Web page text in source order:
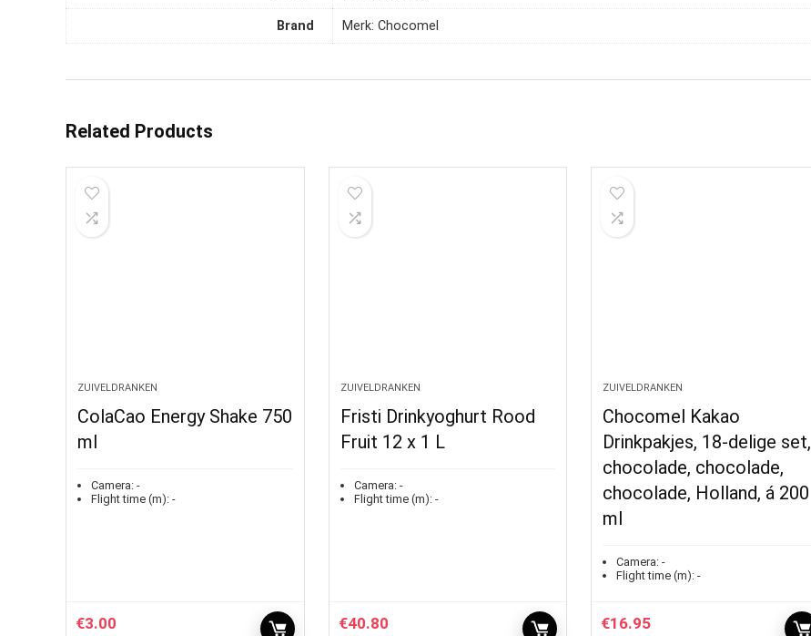
Brand Merk: Chocomel
Related Products
ZUIVELDRANKEN
ColaCao Energy Shake 750
ml
Camera: -
Flight time (m): -
€3.00
ZUIVELDRANKEN
Fristi Drinkyoghurt Rood
Fruit 12 x 1 L
Camera:-
Flight time (m):-
€40.80
ZUIVELDRANKEN
Chocomel Kakao
Drinkpakjes, 18-delige set,
chocolade, chocolade,
chocolade, Holland, á 200
ml
Camera: -
Flight time (m): -
€16.95